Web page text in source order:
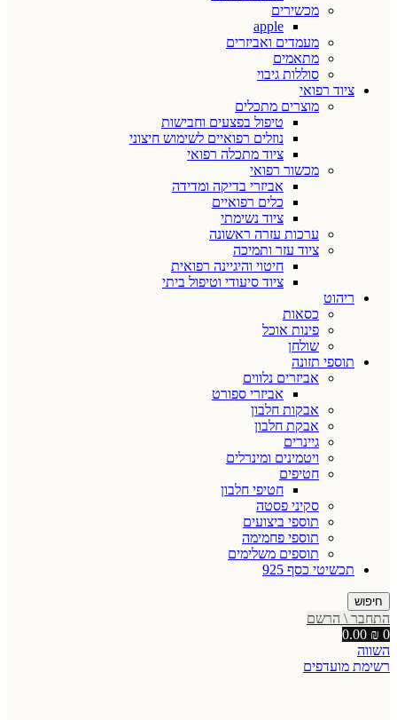
מכשירים
apple
מעמדים ואביזרים
מתאמים
סוללות גיבוי
ציוד רפואי
מוצרים מתכלים
טיפול בפצעים וחבישות
נוזלים רפואיים לשימוש חיצוני
ציוד מתכלה רפואי
מכשור רפואי
אביזרי בדיקה ומדידה
כלים רפואיים
ציוד נשימתי
ערכות עזרה ראשונה
ציוד עזר ותמיכה
חיטוי והיגיינה רפואית
ציוד סיעודי וטיפול ביתי
ריהוט
כסאות
פינות אוכל
שולחן
תוספי תזונה
אביזרים נלווים
אביזרי ספורט
אבקות חלבון
אבקת חלבון
גיינרים
ויטמינים ומינרלים
חטיפים
חטיפי חלבון
סקיני פסטה
תוספי ביצועים
תוספי פחמימה
תוספים משלימים
תכשיטי כסף 925
חיפוש
התחבר \ הרשם
0
0.00 ₪
השווה
רשימת מועדפים